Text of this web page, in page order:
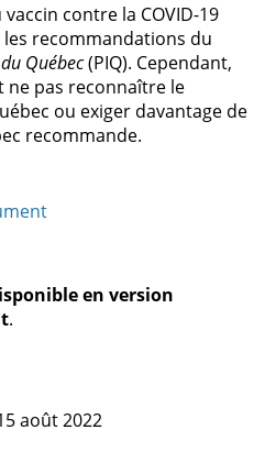
contre la COVID-19
recommandations du
Québec(PIQ). Cependant,
pas reconnaître le
ou exiger davantage de
recommande.
en version
.
août 2022